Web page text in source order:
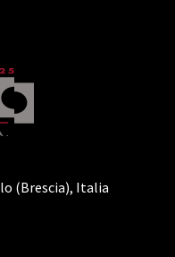
(Brescia), Italia